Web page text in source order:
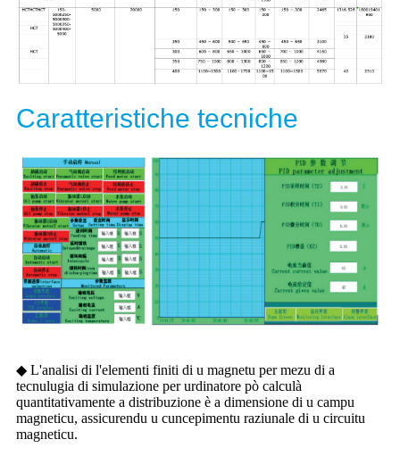
Caratteristiche tecniche
◆ L'analisi di l'elementi finiti di u magnetu per mezu di a
tecnulugia di simulazione per urdinatore pò calculà
quantitativamente a distribuzione è a dimensione di u campu
magneticu, assicurendu u cuncepimentu raziunale di u circuitu
magneticu.